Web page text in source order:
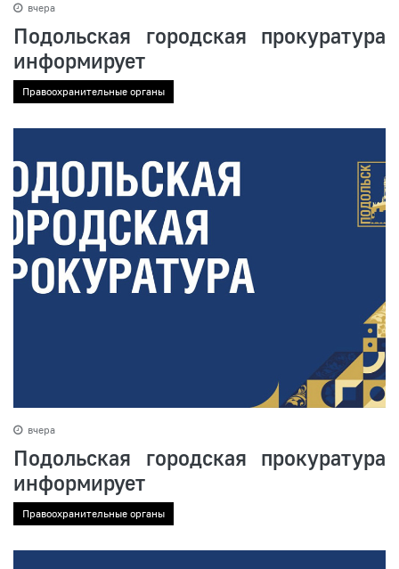
вчера
Подольская городская прокуратура
информирует
Правоохранительные органы
вчера
Подольская городская прокуратура
информирует
Правоохранительные органы